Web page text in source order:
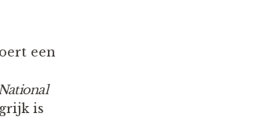
een
is